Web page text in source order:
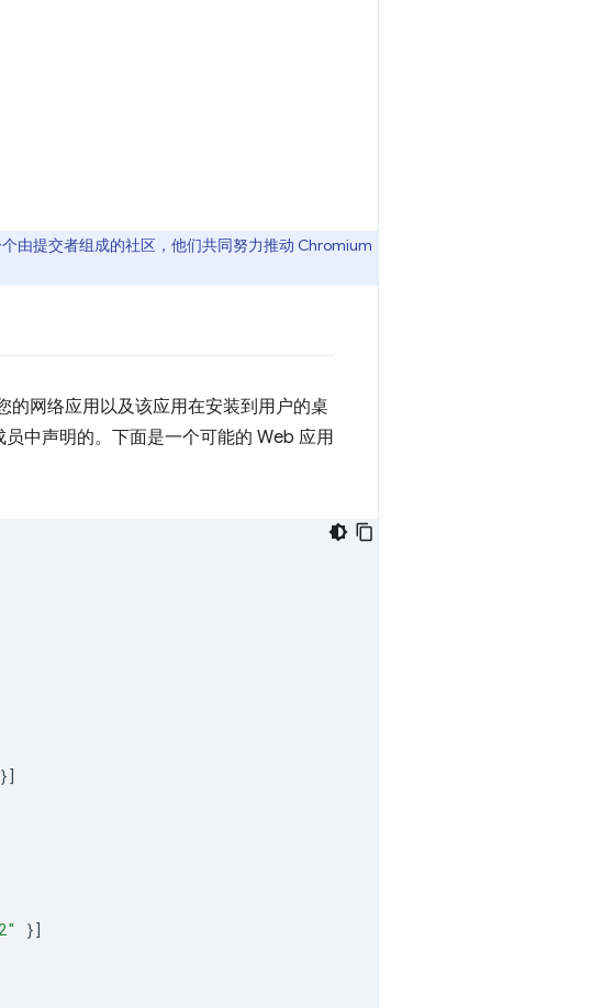
由提交者组成的社区，他们共同努力推动 Chromium
的网络应用以及该应用在安装到用户的桌
员中声明的。下面是一个可能的 Web 应用
}]
}]